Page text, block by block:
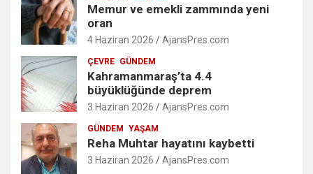
Memur ve emekli zammında yeni
oran
4 Haziran 2026 AjansPres.com
ÇEVRE GÜNDEM
Kahramanmaraş’ta 4.4
büyüklüğünde deprem
3 Haziran 2026 AjansPres.com
GÜNDEM YAŞAM
Reha Muhtar hayatını kaybetti
3 Haziran 2026 AjansPres.com